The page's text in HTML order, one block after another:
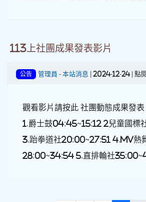
113上社團成果發表影片
公告 管理員 - 本站消息 | 2024-12-24 | 點
觀看影片請按此 社團動態成果發
1.爵士鼓04:45~15:12 2兒童國標
3.跆拳道社20:00~27:51 4.MV熱
28:00~34:54 5.直排輪社